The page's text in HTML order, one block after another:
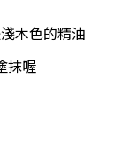
木色的精油
抹喔